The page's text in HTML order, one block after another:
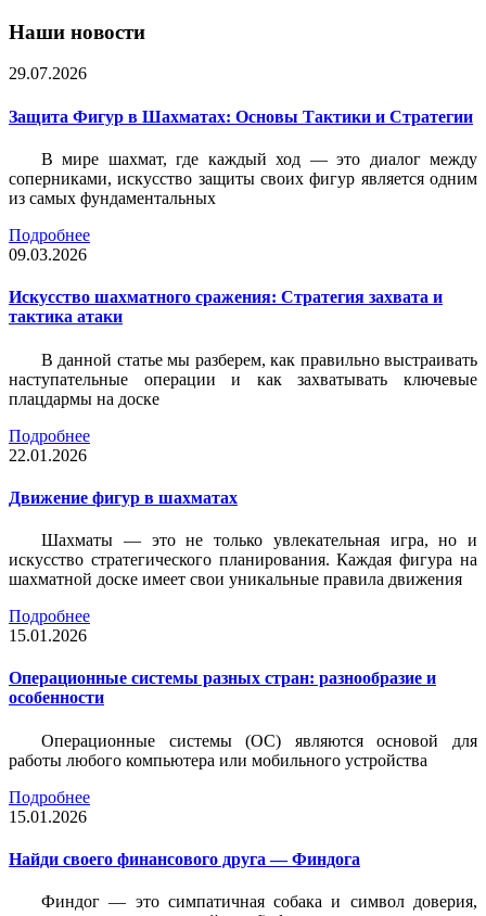
Наши новости
29.07.2026
Защита Фигур в Шахматах: Основы Тактики и Стратегии
В мире шахмат, где каждый ход — это диалог между
соперниками, искусство защиты своих фигур является одним
из самых фундаментальных
Подробнее
09.03.2026
Искусство шахматного сражения: Стратегия захвата и
тактика атаки
В данной статье мы разберем, как правильно выстраивать
наступательные операции и как захватывать ключевые
плацдармы на доске
Подробнее
22.01.2026
Движение фигур в шахматах
Шахматы — это не только увлекательная игра, но и
искусство стратегического планирования. Каждая фигура на
шахматной доске имеет свои уникальные правила движения
Подробнее
15.01.2026
Операционные системы разных стран: разнообразие и
особенности
Операционные системы (ОС) являются основой для
работы любого компьютера или мобильного устройства
Подробнее
15.01.2026
Найди своего финансового друга — Финдога
Финдог — это симпатичная собака и символ доверия,